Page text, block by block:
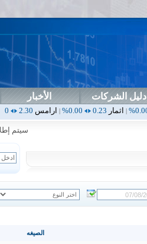
دليل الشركات الأخبار
0.00%
|ارامس2.30
0.00%
|اربيل0.00
سيتم
الصيغه